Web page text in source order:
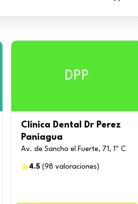
DPP
Clínica Dental Dr Perez
Paniagua
Av. de Sancho el Fuerte, 71, 1º C
4.5(98 valoraciones )